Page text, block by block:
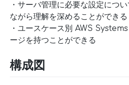
・サーバ管理に必要な設定につ
ながら理解を深めることができる
・ユースケース別 AWS
ージを持つことができる
構成図